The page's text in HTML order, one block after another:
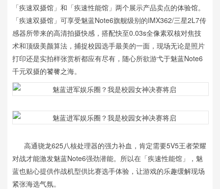
「疾速双摄馆」和「疾速性能馆」两个展示产品卖点的体验馆。
「疾速双摄馆」可享受魅蓝Note6旗舰级别的IMX362/三星2L7传
感器所带来的高清拍摄快感，搭配快至0.03s全像素双核对焦技
术和顶级美颜算法，捕捉校园选手最美的一面，现场无论是照片
打印还是实拍样张赏析都应有尽有，随心所欲游弋于魅蓝Note6
千元双摄的饕餮之海。
高通骁龙625八核处理器的强力补血，肯定需要5V5王者荣耀
对战才能激发魅蓝Note6强劲潜能。所以在「疾速性能馆」，魅
蓝也贴心提供作战机型供比赛选手体验，让游戏的乐趣缓解现场
紧张海选气氛。